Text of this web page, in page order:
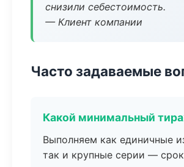
снизили себестоимость.
— Клиент компании
Часто задаваемые
Какой минимальный
Выполняем как единичные
так и крупные серии —